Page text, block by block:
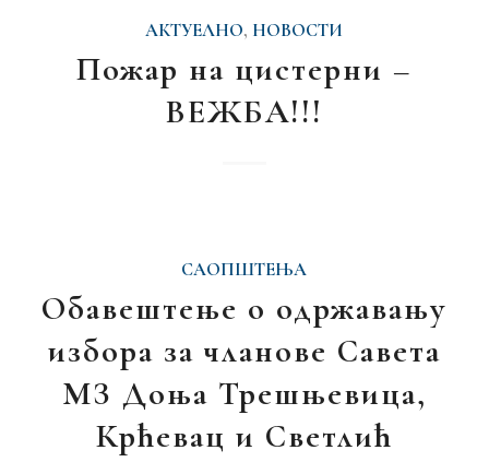
АКТУЕЛНО, НОВОСТИ
Пожар на цистерни –
ВЕЖБА!!!
САОПШТЕЊА
Обавештење о одржавању
избора за чланове Савета
МЗ Доња Трешњевица,
Крћевац и Светлић